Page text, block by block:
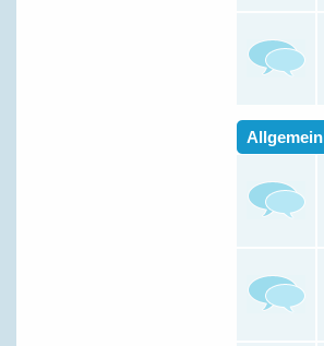
Allgemein